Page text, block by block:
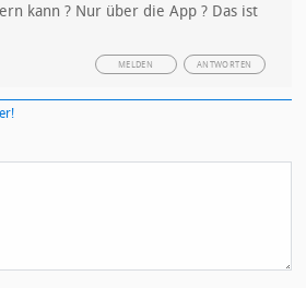
kann ? Nur über die App ? Das ist
ANTWORTEN
MELDEN